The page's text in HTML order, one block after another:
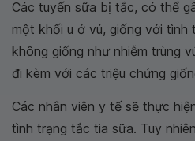
Các tuyến sữa bị tắc, có thể
một khối u ở vú, giống với tình
không giống như nhiễm trùng
đi kèm với các triệu chứng
Các nhân viên y tế sẽ thực
tình trạng tắc tia sữa. Tuy